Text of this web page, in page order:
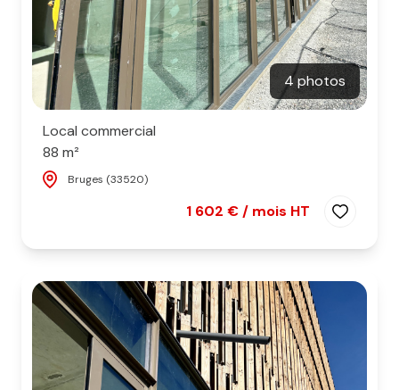
4 photos
Local commercial
88 m²
Bruges (33520)
1 602 € / mois HT